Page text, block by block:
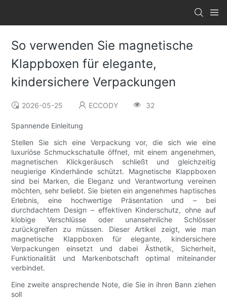
So verwenden Sie magnetische
Klappboxen für elegante,
kindersichere Verpackungen
2026-05-25 ECCODY 32
Spannende Einleitung
Stellen Sie sich eine Verpackung vor, die sich wie eine
luxuriöse Schmuckschatulle öffnet, mit einem angenehmen,
magnetischen Klickgeräusch schließt und gleichzeitig
neugierige Kinderhände schützt. Magnetische Klappboxen
sind bei Marken, die Eleganz und Verantwortung vereinen
möchten, sehr beliebt. Sie bieten ein angenehmes haptisches
Erlebnis, eine hochwertige Präsentation und – bei
durchdachtem Design – effektiven Kinderschutz, ohne auf
klobige Verschlüsse oder unansehnliche Schlösser
zurückgreifen zu müssen. Dieser Artikel zeigt, wie man
magnetische Klappboxen für elegante, kindersichere
Verpackungen einsetzt und dabei Ästhetik, Sicherheit,
Funktionalität und Markenbotschaft optimal miteinander
verbindet.
Eine zweite ansprechende Note, die Sie in ihren Bann ziehen
soll